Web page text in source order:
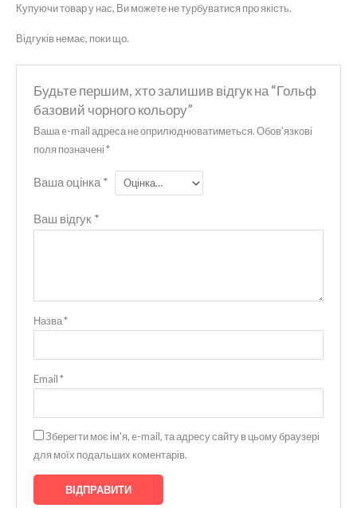
Купуючи товар у нас, Ви можете не турбуватися про якість.
Відгуків немає, поки що.
Будьте першим, хто залишив відгук на “Гольф
базовий чорного кольору”
Ваша e-mail адреса не оприлюднюватиметься.Обов’язкові
поля позначені*
Ваша оцінка *
Ваш відгук *
Назва*
Email*
Зберегти моє ім'я, e-mail, та адресу сайту в цьому браузері
для моїх подальших коментарів.